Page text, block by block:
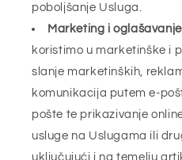
poboljšanje Usluga.
Marketing i
koristimo u marketinške i
slanje marketinških,
komunikacija putem e-
pošte te prikazivanje
usluge na Uslugama ili
uključujući i na temelju